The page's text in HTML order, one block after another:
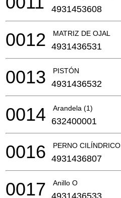
4931453608
MATRIZ DE OJAL
0012 4931436531
PISTÓN
0013 4931436532
Arandela (1)
0014 632400001
PERNO CILÍNDRICO
0016 4931436807
Anillo O
0017 4931436533